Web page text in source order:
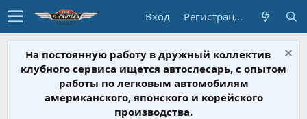
Вход Регистрация
На постоянную работу в дружный коллектив
клубного сервиса ищется автослесарь, с опытом
работы по легковым автомобилям
американского, японского и корейского
производства.